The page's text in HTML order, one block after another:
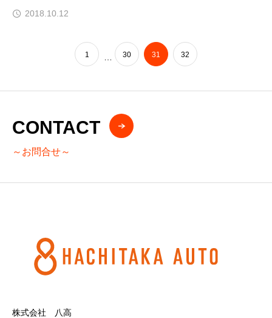
2018.10.12
1 30 31 32
CONTACT
～お問合せ～
株式会社 八高